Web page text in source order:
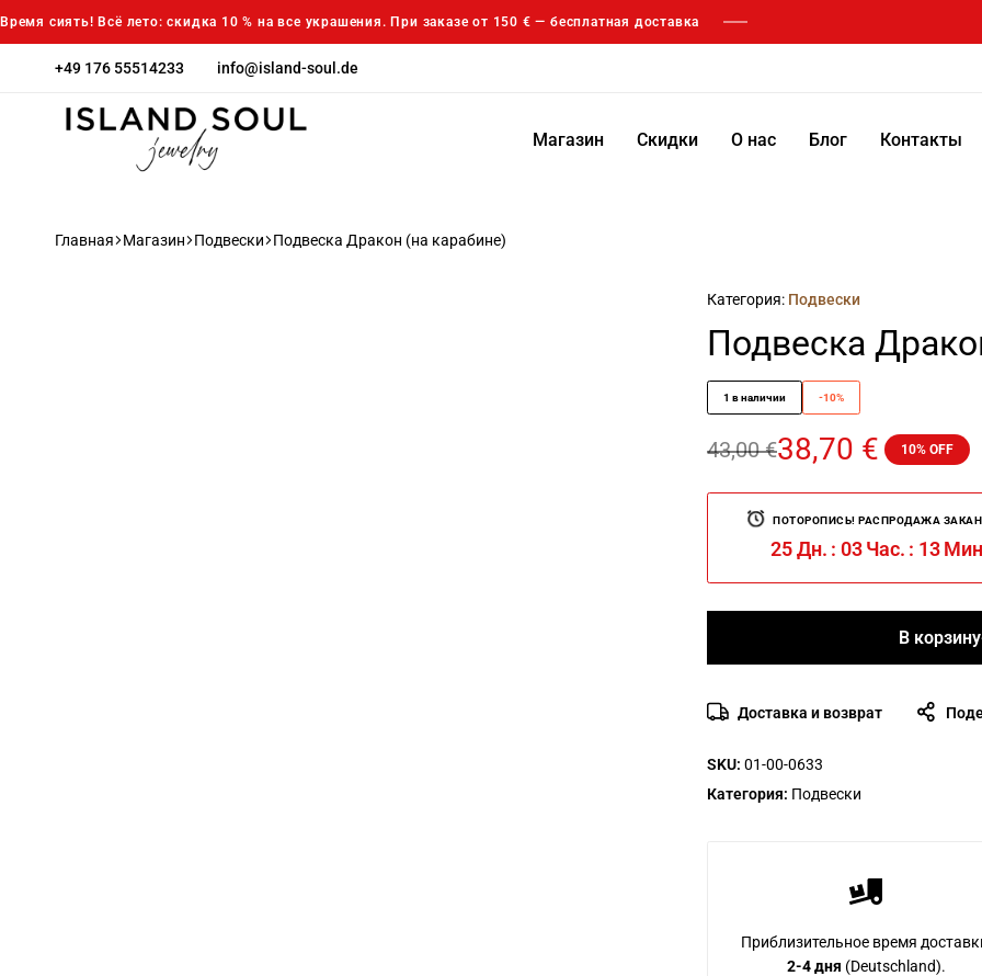
Время сиять! Всё лето: скидка 10 % на все украшения. При заказе от 150 € — бесплатная доставка
+49 176 55514233 info@island-soul.de
jewelry
Магазин Скидки О нас Блог Контакты
Главная Магазин Подвески Подвеска Дракон (на карабине)
Категория: Подвески
Подвеска
1 в наличии -10%
43,00€38,70 € 10% OFF
ПОТОРОПИСЬ! РАСПРОДАЖА
25Дн. : 03Час. : 13
В корзину
Доставка и возврат
SKU: 01-00-0633
Категория: Подвески
Приблизительное время
2-4 дня (Deutschland).